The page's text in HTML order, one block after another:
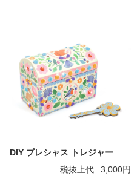
DIY プレシャス トレジャー
税抜上代
3,000円